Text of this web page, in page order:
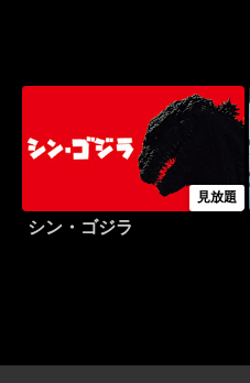
見放題
シン・ゴジラ